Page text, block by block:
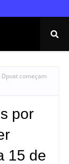
começam
por
15 de